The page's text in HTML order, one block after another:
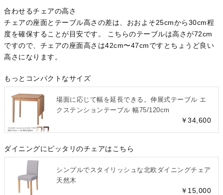
合わせるチェアの高さ
チェアの座面とテーブル高さの差は、おおよそ25cmから30cm程
度を確保することが目安です。 こちらのテーブルは高さが72cm
ですので、チェアの座面高さは42cm〜47cmですとちょうど良い
高さになります。
もっとコンパクトなサイズ
場面に応じて幅を延長できる。伸展式テーブル エ
クステンションテーブル 幅75/120cm
￥34,600
ダイニングにピッタリのチェアはこちら
シンプルでスタイリッシュな北欧ダイニングチェア
天然木
￥15,000